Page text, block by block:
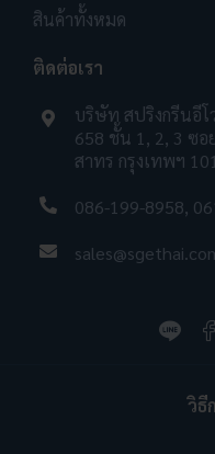
สินค้าทั้งหมด
ติดต่อเรา
บริษัท สปริงกรีนอีโ
658 ชั้น 1, 2, 3 ซอ
สาทร กรุงเทพฯ
086-199-8958,
วิธี